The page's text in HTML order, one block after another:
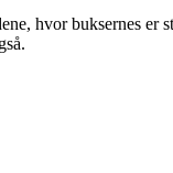
hvor buksernes